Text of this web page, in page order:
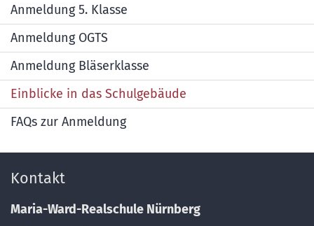
Anmeldung 5. Klasse
Anmeldung OGTS
Anmeldung Bläserklasse
Einblicke in das Schulgebäude
FAQs zur Anmeldung
Kontakt
Maria-Ward-Realschule Nürnberg